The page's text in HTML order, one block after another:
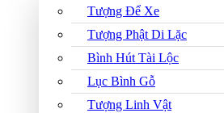
Tượng Để Xe
Tượng Phật Di Lặc
Bình Hút Tài Lộc
Lục Bình Gỗ
Tượng Linh Vật